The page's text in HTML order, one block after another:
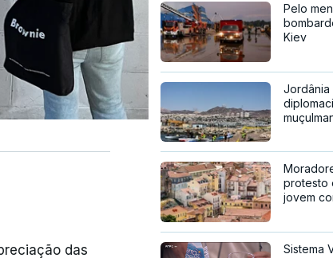
das
Pelo
Kiev
protesto
jovem
Sistema